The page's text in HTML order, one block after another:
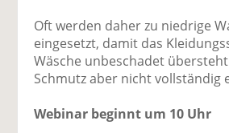
Oft werden daher zu niedrige
eingesetzt, damit das
Wäsche unbeschadet
Schmutz aber nicht vollständig
Webinar beginnt um 10 Uhr